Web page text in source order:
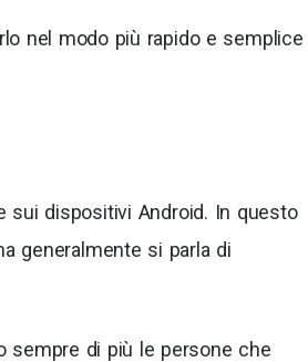
nel modo più rapido e semplice
sui dispositivi Android. In questo
generalmente si parla di
sempre di più le persone che